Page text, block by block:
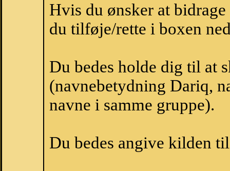
Hvis du ønsker at
du tilføje/rette i boxen
Du bedes holde dig til at
(navnebetydning Dariq,
navne i samme gruppe).
Du bedes angive kilden